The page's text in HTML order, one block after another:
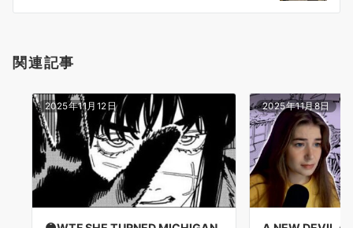
ン
関連記事
2025年11月12日 2025年11月8日